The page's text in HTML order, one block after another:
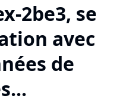
2be3, se
avec
de